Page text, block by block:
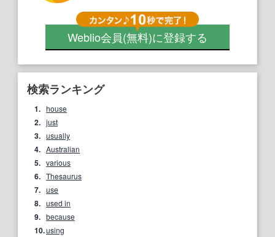
Weblio会員(無料)に登録する
検索ランキング
1. house
2. just
3. usually
4. Australian
5. various
6. Thesaurus
7. use
8. used in
9. because
10.using